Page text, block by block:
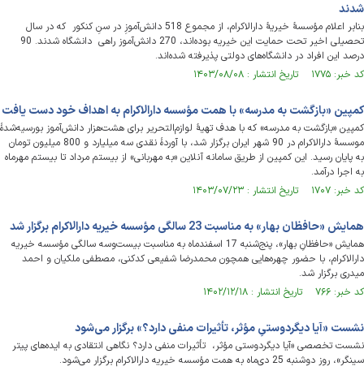
شدند
بنابر اعلام مؤسسۀ خیریۀ دارالاکرام، از مجموع 518 دانش‌آموزِ در سنِ کنکور که در سال
تحصیلی اخیر تحت حمایت این خیریه بوده‌اند، 270 دانش‌آموز راهی دانشگاه شدند. 90
درصد این افراد در دانشگاه‌های دولتی پذیرفته شده‌اند.
کد خبر: ۱۷۷۵ تاریخ انتشار : ۱۴۰۳/۰۸/۰۸
کمپین «بازگشت به مدرسه» با همت مؤسسه دارالاکرام به اهداف خود دست یافت
کمپین «بازگشت به مدرسه» که با هدف تهیۀ لوازم‌التحریر برای هشت‌هزار دانش‌آموز بورسیه‌شدۀ
موسسۀ دارالاکرام در 90 شهر ایران برگزار شد، با آوردۀ نقدی سه میلیارد و 800 میلیون تومان
به پایان رسید. این کمپین از طریق سامانه آنلاین «به مهربانی» از بیستم مرداد تا بیستم مهرماه
به اجرا درآمد.
کد خبر: ۱۷۰۷ تاریخ انتشار : ۱۴۰۳/۰۷/۲۳
همایش «حافظان بهار» به مناسبت 23 سالگی مؤسسه خیریه دارالاکرام برگزار شد
همایش «حافظانِ بهار»، پنج‌شنبه 17 اسفندماه به مناسبت بیست‌وسه سالگی مؤسسه خیریه
دارالاکرام، با حضور چهره‌هایی همچون محمدرضا شفیعی کدکنی، مصطفی ملکیان و احمد
میدری برگزار شد.
کد خبر: ۷۶۶ تاریخ انتشار : ۱۴۰۲/۱۲/۱۸
نشست «آیا دیگردوستیِ مؤثر، تأثیرات منفی دارد؟» برگزار می‌شود
نشست تخصصی «آیا دیگردوستی مؤثر، تأثیرات منفی دارد؟ نگاهی انتقادی به ایده‌های پیتر
سینگر»، روز دوشنبه 25 دی‌ماه به همت مؤسسه خیریه دارالاکرام برگزار می‌شود.